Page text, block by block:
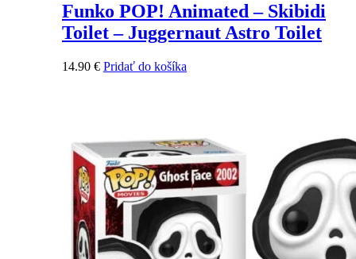
Funko POP! Animated – Skibidi
Toilet – Juggernaut Astro Toilet
14.90 € Pridať do košíka